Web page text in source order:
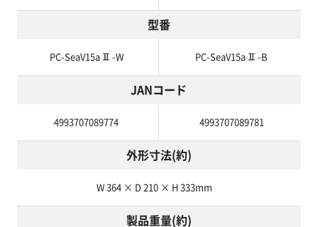
型番
PC-SeaV15aⅡ-W PC-SeaV15aⅡ-B
JANコード
4993707089774 4993707089781
外形寸法(約)
W 364 × D 210 × H 333mm
製品重量(約)